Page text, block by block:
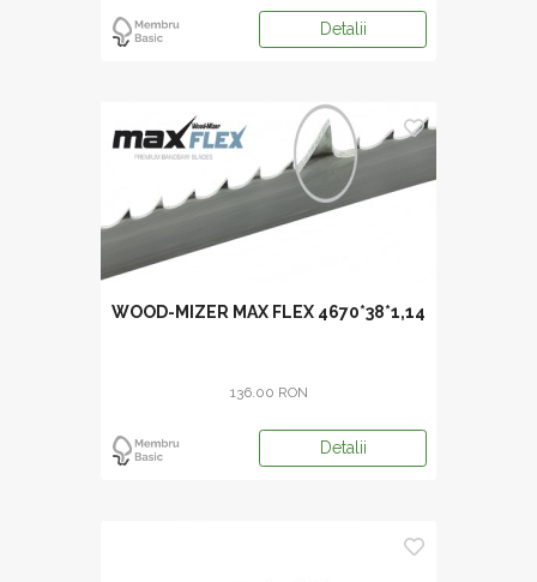
Detalii
WOOD-MIZER MAX FLEX 4670*38*1,14
136.00 RON
Detalii